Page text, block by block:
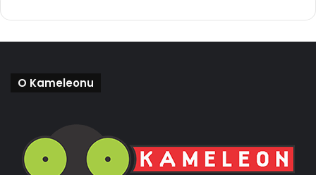
O Kameleonu